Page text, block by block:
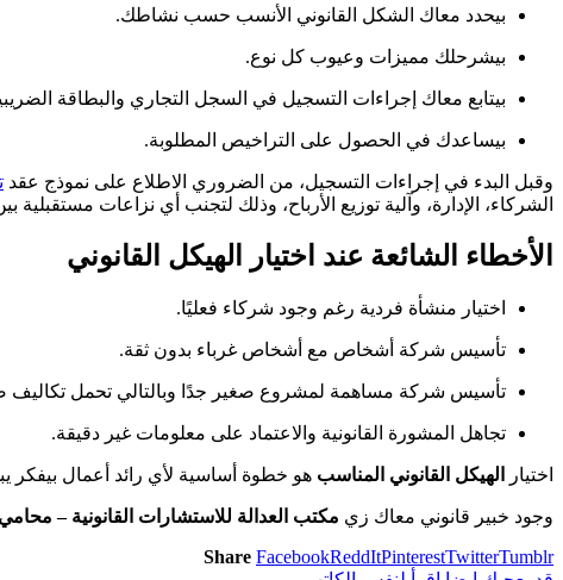
بيحدد معاك الشكل القانوني الأنسب حسب نشاطك.
بيشرحلك مميزات وعيوب كل نوع.
بيتابع معاك إجراءات التسجيل في السجل التجاري والبطاقة
بيساعدك في الحصول على التراخيص المطلوبة.
وقبل البدء في إجراءات التسجيل، من الضروري الاطلاع على نموذج عقد
الشركاء، الإدارة، وآلية توزيع الأرباح، وذلك لتجنب أي نزاعات مستقبلية
الأخطاء الشائعة عند اختيار الهيكل القانوني
اختيار منشأة فردية رغم وجود شركاء فعليًا.
تأسيس شركة أشخاص مع أشخاص غرباء بدون ثقة.
تأسيس شركة مساهمة لمشروع صغير جدًا وبالتالي تحمل
تجاهل المشورة القانونية والاعتماد على معلومات غير دقيقة.
اختيار الهيكل القانوني المناسب هو خطوة أساسية لأي رائد أعمال بيفكر
وجود خبير قانوني معاك زي مكتب العدالة للاستشارات القانونية –
Share FacebookReddItPinterestTwitterTumblr